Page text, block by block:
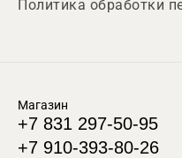
Политика обработки
Магазин
+7 831 297-50-95
+7 910-393-80-26